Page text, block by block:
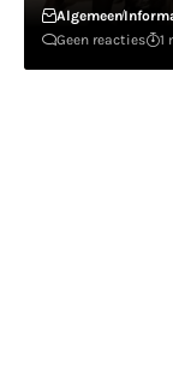
Algemeen
Geen reacties
1